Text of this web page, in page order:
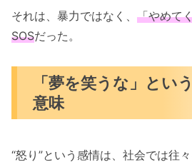
それは、暴力ではなく、 「やめて
SOSだった。
「夢を笑うな」とい
意味
“怒り”という感情は、社会では往